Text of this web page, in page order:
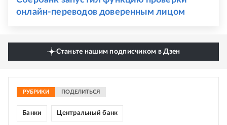
онлайн-переводов доверенным лицом
Станьте нашим подписчиком в Дзен
РУБРИКИ ПОДЕЛИТЬСЯ
Банки Центральный банк